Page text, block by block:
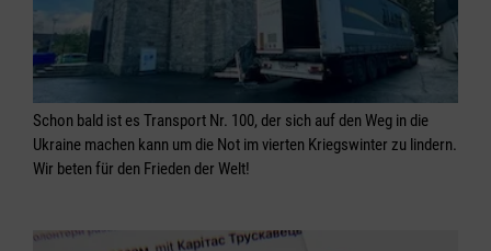
Schon bald ist es Transport Nr. 100, der sich auf den Weg in die
Ukraine machen kann um die Not im vierten Kriegswinter zu lindern.
Wir beten für den Frieden der Welt!